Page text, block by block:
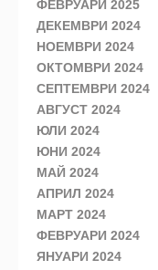
ФЕВРУАРИ 2025
ДЕКЕМВРИ 2024
НОЕМВРИ 2024
ОКТОМВРИ 2024
СЕПТЕМВРИ 2024
АВГУСТ 2024
ЮЛИ 2024
ЮНИ 2024
МАЙ 2024
АПРИЛ 2024
МАРТ 2024
ФЕВРУАРИ 2024
ЯНУАРИ 2024